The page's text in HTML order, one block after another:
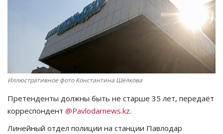
РАЗВЛЕЧЕНИЯ
OFFICIAL
Курултай
Язык
Иллюстративное фото Константина Шелкова
Претенденты должны быть не старше 35 лет, передаёт
корреспондент @Pavlodarnews.kz.
Линейный отдел полиции на станции Павлодар